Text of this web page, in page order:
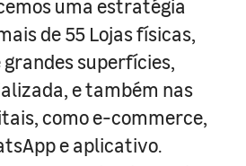
uma estratégia
de 55 Lojas físicas,
superfícies,
e também nas
como e-commerce,
e aplicativo.